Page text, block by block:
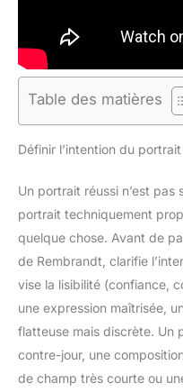
Table des matières
Définir l’intention du
Un portrait réussi n’est
portrait techniquement
quelque chose. Avant de
de Rembrandt, clarifie
vise la lisibilité (confiance,
une expression maîtrisée,
flatteuse mais discrète. Un
contre-jour, une
de champ très courte ou